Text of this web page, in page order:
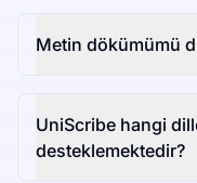
Metin dökümümü
UniScribe hangi
desteklemektedir?